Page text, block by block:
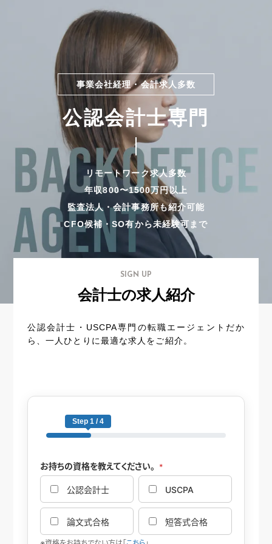
事業会社経理・会計求人多数
公認会計士専門
リモートワーク求人多数
年収800〜1500万円以上
監査法人・会計事務所も紹介可能
CFO候補・SO有から未経験可まで
SIGN UP
会計士の求人紹介
公認会計士・USCPA専門の転職エージェントだか
ら、一人ひとりに最適な求人をご紹介。
Step 1 / 4
お持ちの資格を教えてください。 *
公認会計士 USCPA
論文式合格 短答式合格